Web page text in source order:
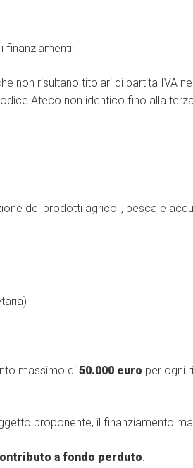
finanziamenti:
non risultano titolari di partita IVA
Ateco non identico fino alla
dei prodotti agricoli, pesca e
massimo di 50.000 euro per ogni
proponente, il finanziamento
a fondo perduto: